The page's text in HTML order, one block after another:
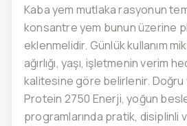
Kaba yem mutlaka rasyonun
konsantre yem bunun üzerine
eklenmelidir. Günlük kullanım
ağırlığı, yaşı, işletmenin verim
kalitesine göre belirlenir. Doğru
Protein 2750 Enerji, yoğun
programlarında pratik, disiplinli